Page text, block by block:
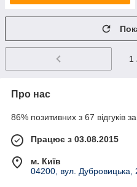
1
Про нас
86% позитивних з 67 відгуків за
Працює з 03.08.2015
м. Київ
04200, вул. Дубровицька,